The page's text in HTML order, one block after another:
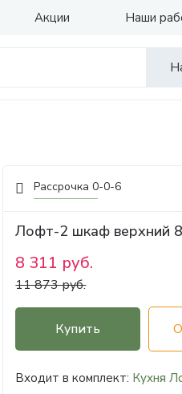
Наши
Акции
Рассрочка 0-0-6
Лофт-2 шкаф верхний
8 311 руб.
11 873 руб.
Купить
Входит в комплект: Кухня